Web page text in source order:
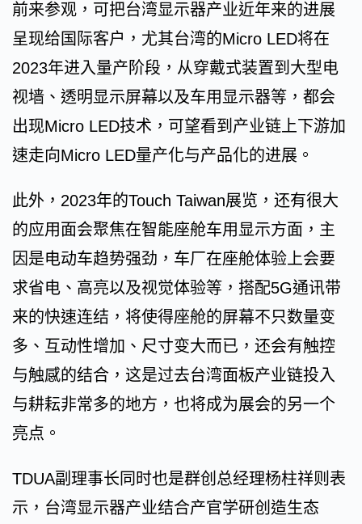
前来参观，可把台湾显示器产业近年来的进展
呈现给国际客户，尤其台湾的Micro LED将在
2023年进入量产阶段，从穿戴式装置到大型电
视墙、透明显示屏幕以及车用显示器等，都会
出现Micro LED技术，可望看到产业链上下游加
速走向Micro LED量产化与产品化的进展。
此外，2023年的Touch Taiwan展览，还有很大
的应用面会聚焦在智能座舱车用显示方面，主
因是电动车趋势强劲，车厂在座舱体验上会要
求省电、高亮以及视觉体验等，搭配5G通讯带
来的快速连结，将使得座舱的屏幕不只数量变
多、互动性增加、尺寸变大而已，还会有触控
与触感的结合，这是过去台湾面板产业链投入
与耕耘非常多的地方，也将成为展会的另一个
亮点。
TDUA副理事长同时也是群创总经理杨柱祥则表
示，台湾显示器产业结合产官学研创造生态